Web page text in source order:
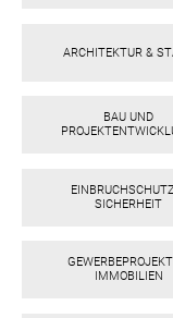
ARCHITEKTUR &
BAU UND
SICHERHEIT
IMMOBILIEN